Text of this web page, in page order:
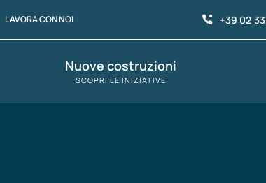
LAVORA CON NOI +39 02
Nuove costruzioni
SCOPRI LE INIZIATIVE